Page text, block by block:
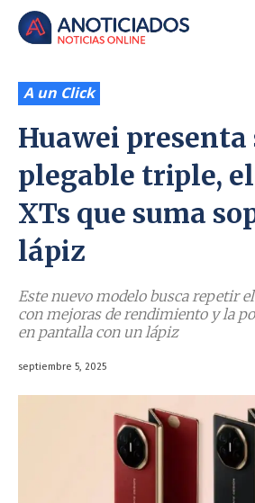
A un Click
Huawei presenta
plegable triple,
XTs que suma
lápiz
Este nuevo modelo busca repetir
con mejoras de rendimiento y la
en pantalla con un lápiz
septiembre 5, 2025